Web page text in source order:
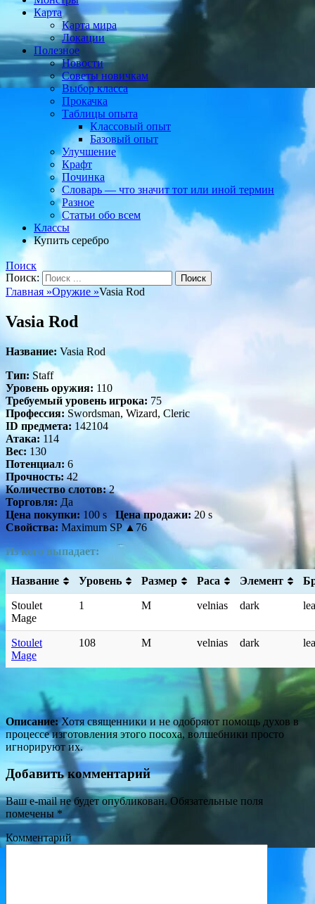
Карта
Карта мира
Локации
Полезное
Новости
Советы новичкам
Выбор класса
Прокачка
Таблицы опыта
Классовый опыт
Базовый опыт
Улучшение
Крафт
Починка
Словарь — что значит тот или иной термин
Разное
Статьи обо всем
Классы
Купить серебро
Поиск
Поиск:
Главная »Оружие »Vasia Rod
Vasia Rod
Название: Vasia Rod
Тип: Staff
Уровень оружия: 110
Требуемый уровень игрока: 75
Профессия: Swordsman, Wizard, Cleric
ID предмета: 142104
Атака: 114
Вес: 130
Потенциал: 6
Прочность: 42
Количество слотов:2
Торговля: Да
Цена покупки: 100 s Цена продажи: 20 s
Свойства: Maximum SP ▲76
Из кого выпадает:
Название Уровень Размер Раса Элемент
Stoulet
Mage
1 M velnias dark
Stoulet
Mage
108 M velnias dark
Описание:Хотя священники и не одобряют помощь духов в
процессе изготовления этого посоха, волшебники просто
игнорируют их.
Добавить комментарий
Ваш e-mail не будет опубликован.Обязательные поля
помечены *
Комментарий